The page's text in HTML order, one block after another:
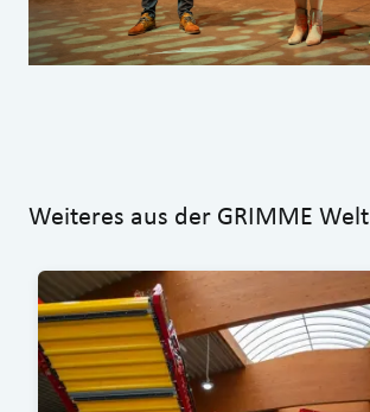
Weiteres aus der GRIMME Welt